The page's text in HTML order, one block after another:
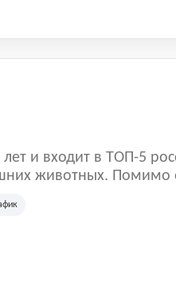
и входит в ТОП-5
животных. Помимо
(Wildberries, Ozon,
и за ее пределами. У
и собственные СТМ.